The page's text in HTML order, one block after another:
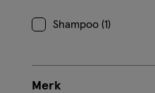
Shampoo (1)
Merk